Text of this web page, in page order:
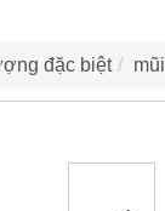
đặc biệt